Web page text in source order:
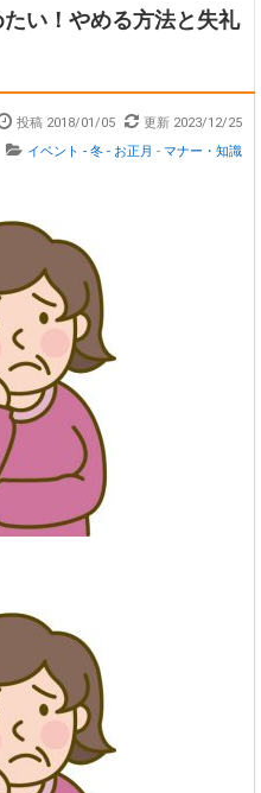
い！やめる方法と失礼
投稿 2018/01/05
更新 2023/12/25
イベント - 冬 - お正月 - マナー・知識